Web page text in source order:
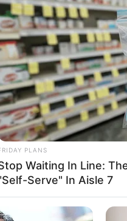
PLANS
Waiting In Line:
Serve" In Aisle 7